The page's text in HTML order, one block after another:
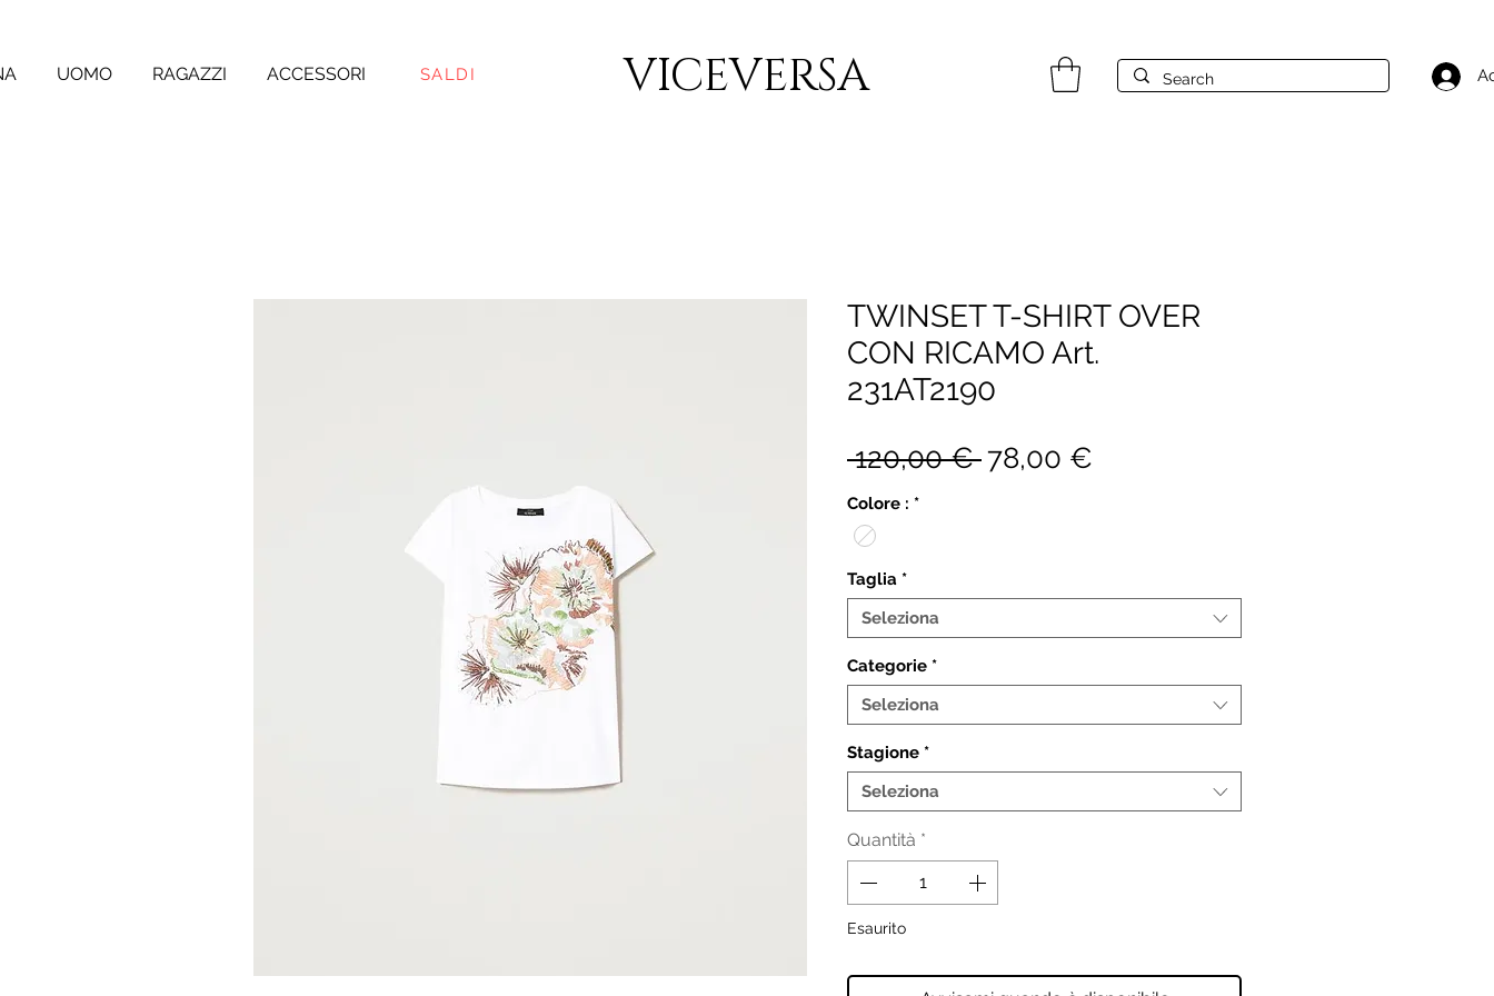
VICEVERSA
UOMO RAGAZZI ACCESSORI SALDI
TWINSET T-SHIRT OVER
CON RICAMO Art.
231AT2190
120,00 € Prezzo
78,00 €
Colore : *
Taglia *
Seleziona
Categorie *
Seleziona
Stagione *
Seleziona
Quantità *
Esaurito